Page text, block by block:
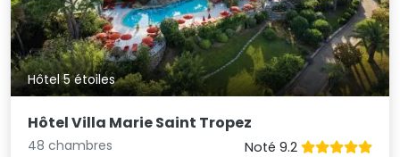
Hôtel 5 étoiles
Hôtel Villa Marie Saint Tropez
48 chambres
Noté 9.2